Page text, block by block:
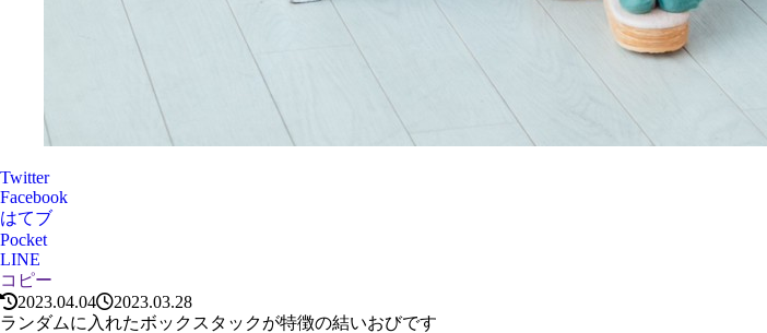
Twitter
Facebook
はてブ
Pocket
LINE
コピー
2023.04.04
2023.03.28
ランダムに入れたボックスタックが特徴の結いおびです